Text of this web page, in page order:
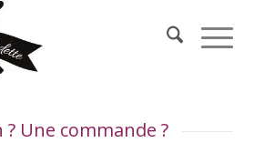
Une commande ?